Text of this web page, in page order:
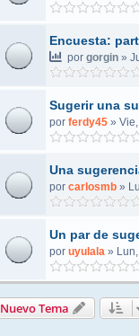
Encuesta:
porgorgin »
Sugerir una
por ferdy45»
Una
por carlosmb»
Un par de
por uyulala»
Nuevo Tema